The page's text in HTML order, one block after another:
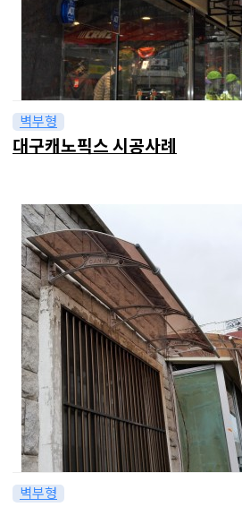
벽부형
대구캐노픽스 시공사례
벽부형